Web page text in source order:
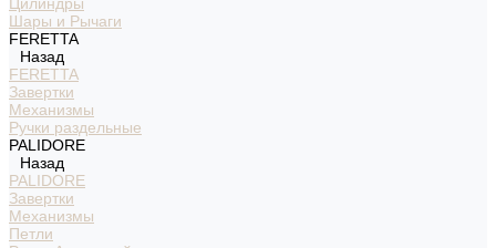
Шары и Рычаги
FERETTA
Назад
FERETTA
Завертки
Механизмы
Ручки раздельные
PALIDORE
Назад
PALIDORE
Завертки
Механизмы
Петли